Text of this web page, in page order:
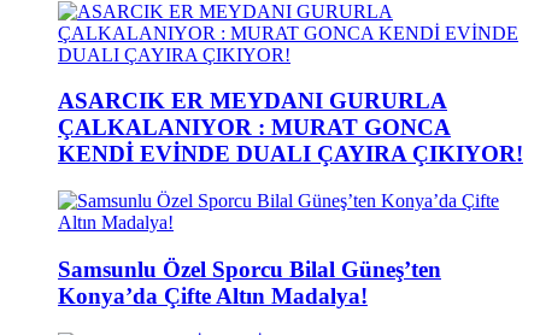
ASARCIK ER MEYDANI GURURLA
ÇALKALANIYOR : MURAT GONCA
KENDİ EVİNDE DUALI ÇAYIRA ÇIKIYOR!
Samsunlu Özel Sporcu Bilal Güneş’ten
Konya’da Çifte Altın Madalya!